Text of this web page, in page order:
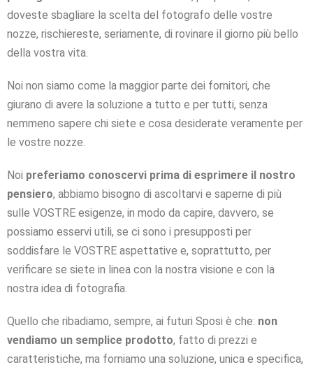
doveste sbagliare la scelta del fotografo delle vostre
nozze, rischiereste, seriamente, di rovinare il giorno più bello
della vostra vita.
Noi non siamo come la maggior parte dei fornitori, che
giurano di avere la soluzione a tutto e per tutti, senza
nemmeno sapere chi siete e cosa desiderate veramente per
le vostre nozze.
Noi preferiamo conoscervi prima di esprimere il nostro
pensiero, abbiamo bisogno di ascoltarvi e saperne di più
sulle VOSTRE esigenze, in modo da capire, davvero, se
possiamo esservi utili, se ci sono i presupposti per
soddisfare le VOSTRE aspettative e, soprattutto, per
verificare se siete in linea con la nostra visione e con la
nostra idea di fotografia.
Quello che ribadiamo, sempre, ai futuri Sposi è che: non
vendiamo un semplice prodotto, fatto di prezzi e
caratteristiche, ma forniamo una soluzione, unica e specifica,